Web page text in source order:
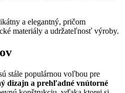
a elegantný, pričom
materiály a udržateľnosť výroby.
stále populárnou voľbou pre
dizajn a prehľadné vnútorné